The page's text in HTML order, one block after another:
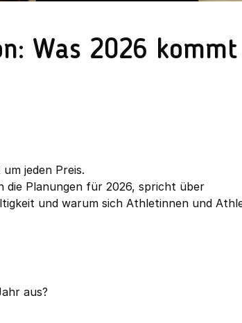
Was 2026 kommt
jeden Preis.
die Planungen für 2026, spricht über
und warum sich Athletinnen und
aus?